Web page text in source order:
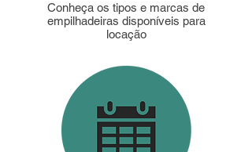
Conheça os tipos e marcas de
empilhadeiras disponíveis para
locação